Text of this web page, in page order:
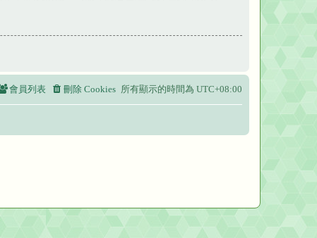
所有顯示的時間為 UTC+08:00
刪除 Cookies
會員列表